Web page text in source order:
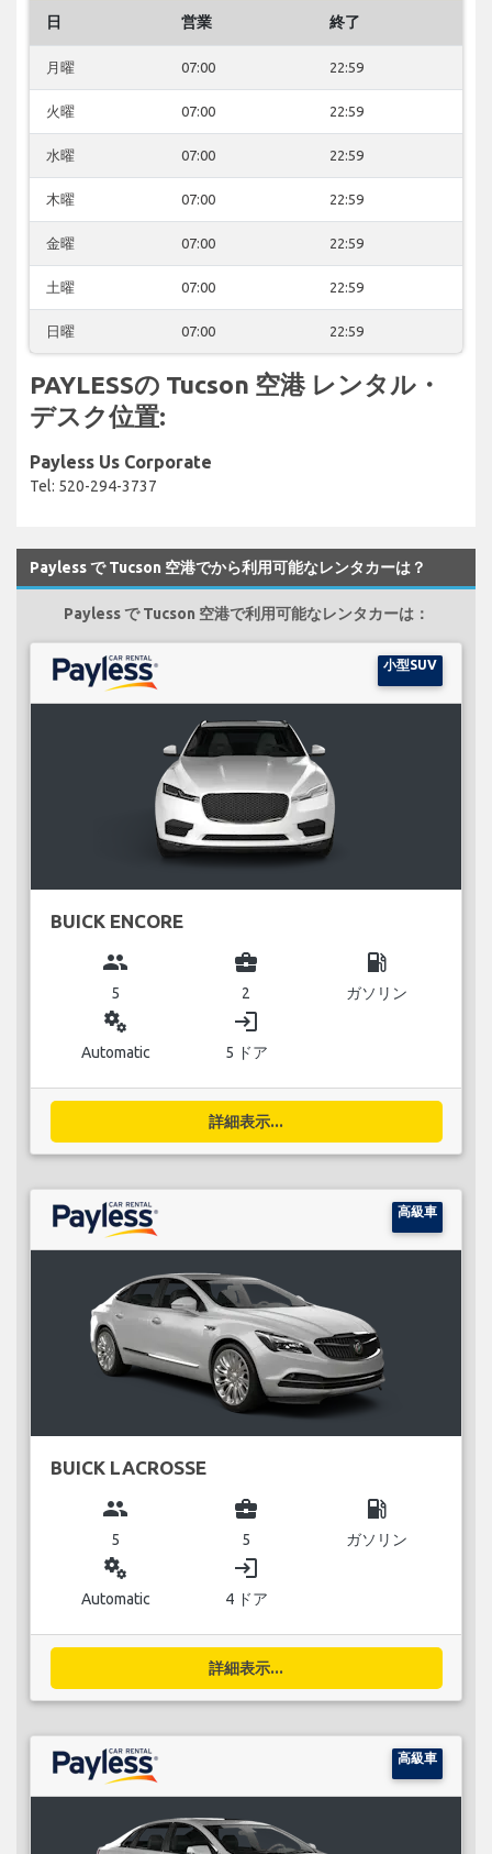
日 営業 終了
月曜 07:00 22:59
火曜 07:00 22:59
水曜 07:00 22:59
木曜 07:00 22:59
金曜 07:00 22:59
土曜 07:00 22:59
日曜 07:00 22:59
PAYLESSの Tucson 空港 レンタル・
デスク位置:
Payless Us Corporate
Tel: 520-294-3737
Payless で Tucson 空港でから利用可能なレンタカーは？
Payless で Tucson 空港で利用可能なレンタカーは：
小型SUV
BUICK ENCORE
group
5
business_center
2
local_gas_station
ガソリン
miscellaneous_services
Automatic
login
5 ドア
詳細表示...
高級車
BUICK LACROSSE
group
5
business_center
5
local_gas_station
ガソリン
miscellaneous_services
Automatic
login
4 ドア
詳細表示...
高級車